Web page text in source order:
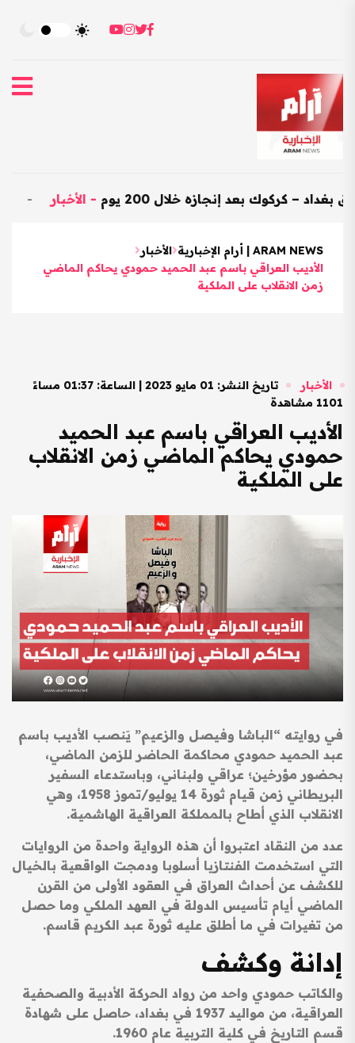
العراق يستورد بضائع - بعد إنجازه خلال 200 يوم -الأخبار
ARAM NEWS | أرام الإخبارية
الأخبار
الأديب العراقي باسم عبد الحميد حمودي يحاكم الماضي
زمن الانقلاب على الملكية
الأخبار
تاريخ النشر: 01 مايو 2023 | الساعة: 01:37 مساءً
1101 مشاهدة
الأديب العراقي باسم عبد الحميد
حمودي يحاكم الماضي زمن الانقلاب
على الملكية
في روايته “الباشا وفيصل والزعيم” يَنصب الأديب باسم
عبد الحميد حمودي محاكمة الحاضر للزمن الماضي،
بحضور مؤرخين؛ عراقي ولبناني، وباستدعاء السفير
البريطاني زمن قيام ثورة 14 يوليو/تموز 1958، وهي
الانقلاب الذي أطاح بالمملكة العراقية الهاشمية.
عدد من النقاد اعتبروا أن هذه الرواية واحدة من الروايات
التي استخدمت الفنتازيا أسلوبا ودمجت الواقعية بالخيال
للكشف عن أحداث العراق في العقود الأولى من القرن
الماضي أيام تأسيس الدولة في العهد الملكي وما حصل
من تغيرات في ما أطلق عليه ثورة عبد الكريم قاسم.
إدانة وكشف
والكاتب حمودي واحد من رواد الحركة الأدبية والصحفية
العراقية، من مواليد 1937 في بغداد، حاصل على شهادة
قسم التاريخ في كلية التربية عام 1960.